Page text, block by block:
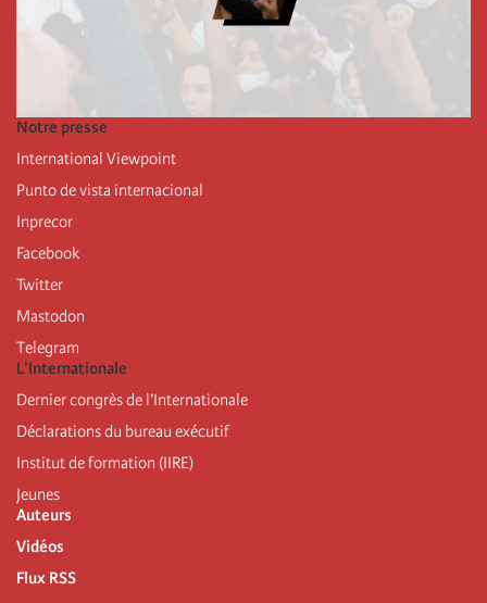
Notre presse
International Viewpoint
Punto de vista internacional
Inprecor
Facebook
Twitter
Mastodon
Telegram
L’Internationale
Dernier congrès de l’Internationale
Déclarations du bureau exécutif
Institut de formation (IIRE)
Jeunes
Auteurs
Vidéos
Flux RSS